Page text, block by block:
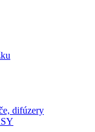
difúzery